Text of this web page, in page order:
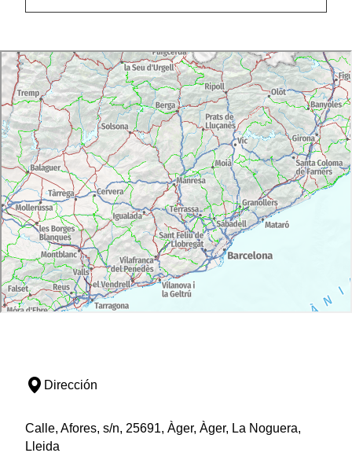
Dirección
Calle, Afores, s/n, 25691, Àger, Àger, La Noguera,
Lleida